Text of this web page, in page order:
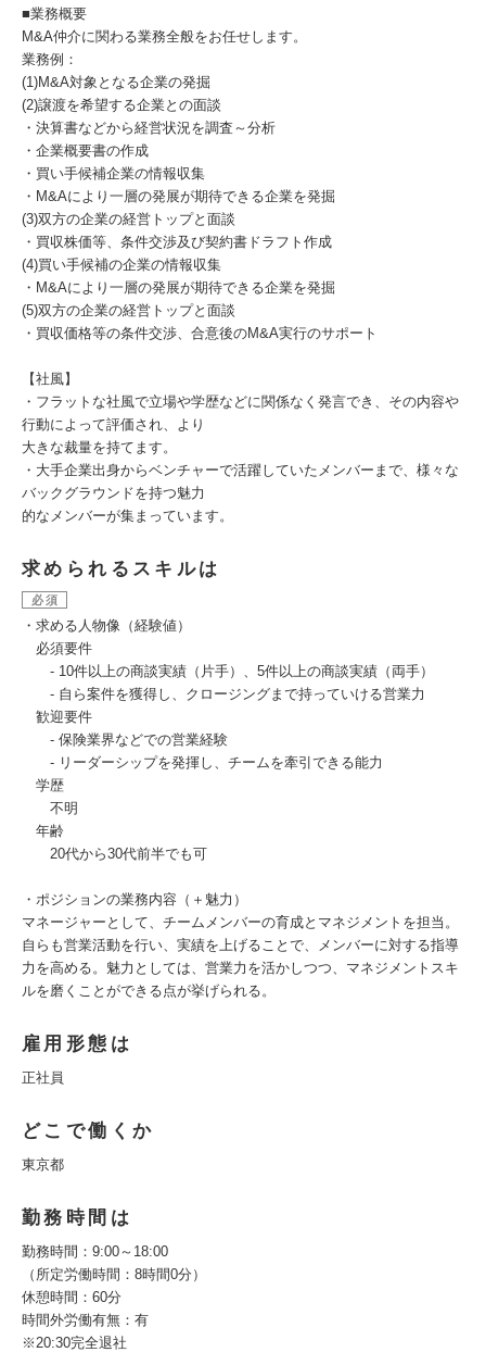
■業務概要
M&A仲介に関わる業務全般をお任せします。
業務例：
(1)M&A対象となる企業の発掘
(2)譲渡を希望する企業との面談
・決算書などから経営状況を調査～分析
・企業概要書の作成
・買い手候補企業の情報収集
・M&Aにより一層の発展が期待できる企業を発掘
(3)双方の企業の経営トップと面談
・買収株価等、条件交渉及び契約書ドラフト作成
(4)買い手候補の企業の情報収集
・M&Aにより一層の発展が期待できる企業を発掘
(5)双方の企業の経営トップと面談
・買収価格等の条件交渉、合意後のM&A実行のサポート
【社風】
・フラットな社風で立場や学歴などに関係なく発言でき、その内容や
行動によって評価され、より
大きな裁量を持てます。
・大手企業出身からベンチャーで活躍していたメンバーまで、様々な
バックグラウンドを持つ魅力
的なメンバーが集まっています。
求められるスキルは
必須
・求める人物像（経験値）
必須要件
- 10件以上の商談実績（片手）、5件以上の商談実績（両手）
- 自ら案件を獲得し、クロージングまで持っていける営業力
歓迎要件
- 保険業界などでの営業経験
- リーダーシップを発揮し、チームを牽引できる能力
学歴
不明
年齢
20代から30代前半でも可
・ポジションの業務内容（＋魅力）
マネージャーとして、チームメンバーの育成とマネジメントを担当。
自らも営業活動を行い、実績を上げることで、メンバーに対する指導
力を高める。魅力としては、営業力を活かしつつ、マネジメントスキ
ルを磨くことができる点が挙げられる。
雇用形態は
正社員
どこで働くか
東京都
勤務時間は
勤務時間：9:00～18:00
（所定労働時間：8時間0分）
休憩時間：60分
時間外労働有無：有
※20:30完全退社